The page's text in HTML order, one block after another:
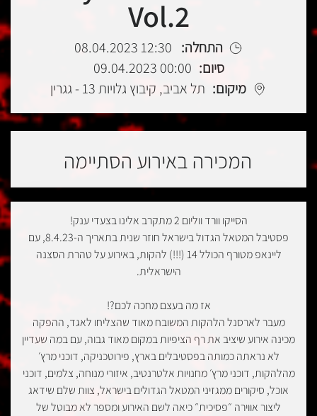
Vol.2
התחלה: 12:30 08.04.2023
סיום: 00:00 09.04.2023
מיקום: תל אביב, קיבוץ גלויות 13 - גגרין
המכירה באירוע הסתיימה
הסייקו וורד ווליום 2 מתקרב אלינו בצעדי ענק!
פסטיבל המטאל הגדול בישראל חוזר שנית בתאריך ה-8.4.23, עם
ליינאפ מטורף הכולל 14 (!!!) להקות, באירוע על טהרת הסצנה
הישראלית.
אז מה בעצם מחכה לכם?!
מעבר לארסנל הלהקות המשובח מאוד שהצליחו לאגד, ההפקה
מכינה אירוע שיציב את רף הציפיות במקום מאוד גבוה, עם במה שעדיין
לא נראתה כמותה בפסטיבלים בארץ, פירוטכניקה, דוכני מרץ׳
מהלהקות, דוכני מרץ׳ מחנויות אלטרנטיב, איזורי מנוחה, צלמים, דוכני
אוכל, סיקורים ממגזיני המטאל הגדולים בישראל, צוות שלם שידאג
ליצור אווירה ״פסיכית״ כיאה לשם האירוע ומספר לא מבוטל של